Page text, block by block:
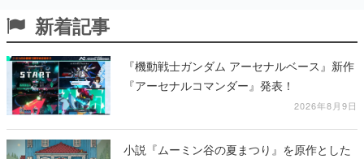
新着記事
『機動戦士ガンダム アーセナルベース』新作
『アーセナルコマンダー』発表！
2026年8月9日
小説『ムーミン谷の夏まつり』を原作とした